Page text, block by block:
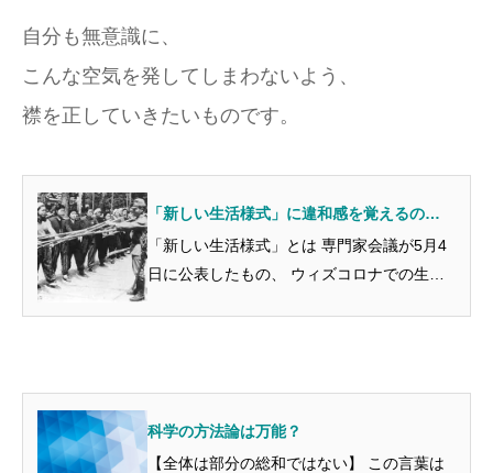
自分も無意識に、
こんな空気を発してしまわないよう、
襟を正していきたいものです。
「新しい生活様式」に違和感を覚えるの
は・・・・
「新しい生活様式」とは 専門家会議が5月4
日に公表したもの、 ウィズコロナでの生活
科学の方法論は万能？
【全体は部分の総和ではない】 この言葉は